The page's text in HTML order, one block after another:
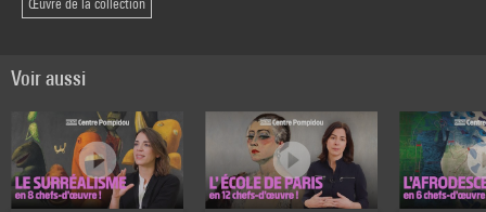
Œuvre de la collection
Voir aussi